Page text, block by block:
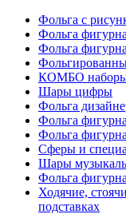
Фольга с
Фольга
Фольга
КОМБО наборы
Шары цифры
Фольга
Фольга
Фольга
Сферы и
Шары
Фольга
Ходячие,
подставках